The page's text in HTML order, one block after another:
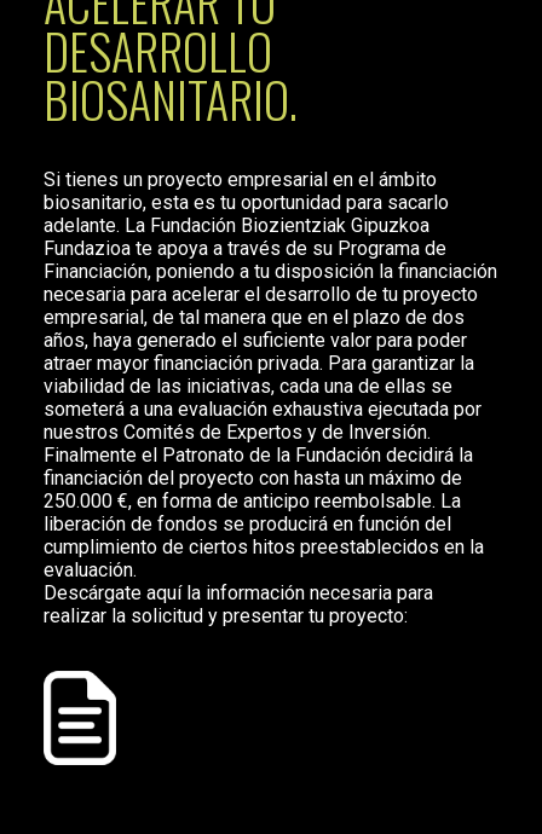
DESARROLLO
BIOSANITARIO.
Si tienes un proyecto empresarial en el ámbito
biosanitario, esta es tu oportunidad para sacarlo
adelante. La Fundación Biozientziak Gipuzkoa
Fundazioa te apoya a través de su Programa de
Financiación, poniendo a tu disposición la financiación
necesaria para acelerar el desarrollo de tu proyecto
empresarial, de tal manera que en el plazo de dos
años, haya generado el suficiente valor para poder
atraer mayor financiación privada. Para garantizar la
viabilidad de las iniciativas, cada una de ellas se
someterá a una evaluación exhaustiva ejecutada por
nuestros Comités de Expertos y de Inversión.
Finalmente el Patronato de la Fundación decidirá la
financiación del proyecto con hasta un máximo de
250.000 €, en forma de anticipo reembolsable. La
liberación de fondos se producirá en función del
cumplimiento de ciertos hitos preestablecidos en la
evaluación.
Descárgate aquí la información necesaria para
realizar la solicitud y presentar tu proyecto: